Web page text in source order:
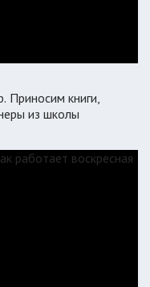
Приносим книги,
из школы